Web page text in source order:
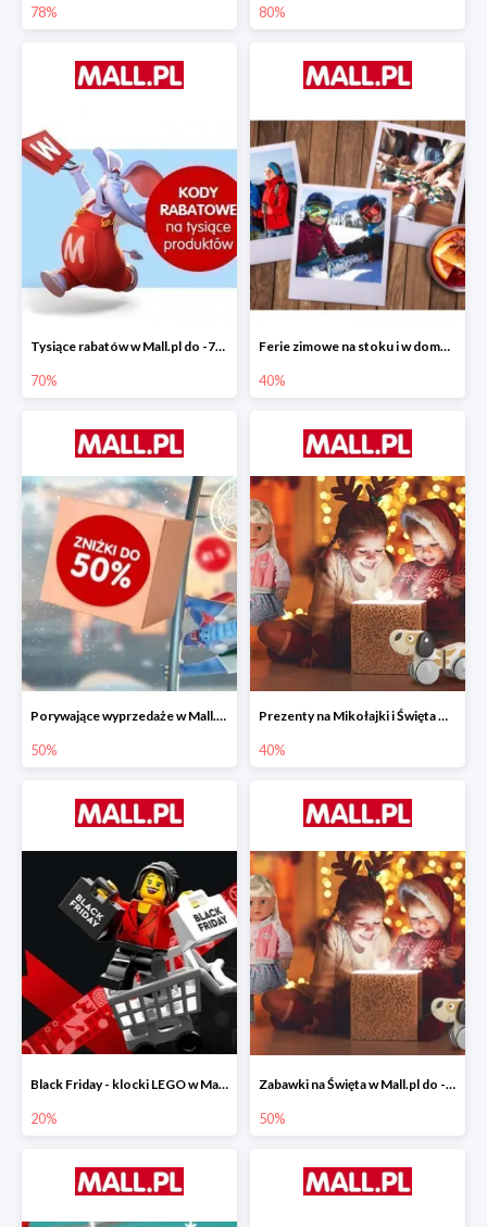
78% 80%
Tysiące rabatów w Mall.pl do -70%
70%
Ferie zimowe na stoku i w domu w Mall.pl do -40%
40%
Porywające wyprzedaże w Mall.pl do -50%
50%
Prezenty na Mikołajki i Święta w Mall.pl do -40%
40%
Black Friday - klocki LEGO w Mall.pl do -20%
20%
Zabawki na Święta w Mall.pl do -50%
50%